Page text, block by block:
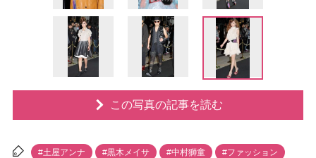
この写真の記事を読む
#土屋アンナ #黒木メイサ #中村獅童 #ファッション